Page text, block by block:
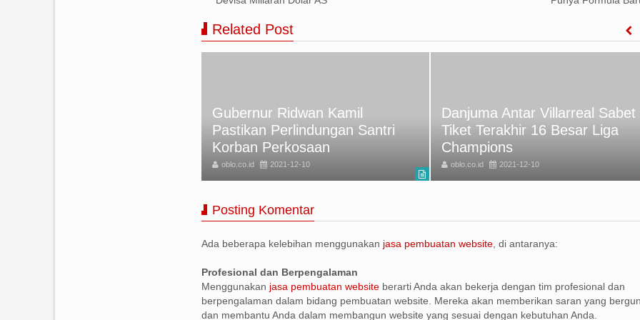
Related Post
Gubernur Ridwan Kamil
Pastikan Perlindungan Santri
Korban Perkosaan
oblo.co.id 2021-12-10
Danjuma Antar Villarreal Sabet
Tiket Terakhir 16 Besar Liga
Champions
oblo.co.id 2021-12-10
Posting Komentar
Ada beberapa kelebihan menggunakan jasa pembuatan website , di antaranya:
Profesional dan Berpengalaman
Menggunakan jasa pembuatan website berarti Anda akan bekerja dengan tim profesional dan
berpengalaman dalam bidang pembuatan website. Mereka akan memberikan saran yang
dan membantu Anda dalam membangun website yang sesuai dengan kebutuhan Anda.